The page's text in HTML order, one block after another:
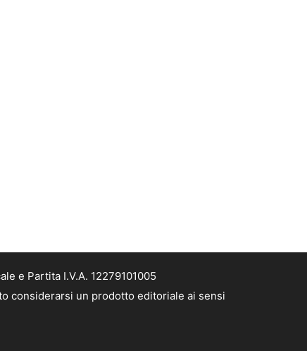
e Partita I.V.A. 12279101005
considerarsi un prodotto editoriale ai sensi